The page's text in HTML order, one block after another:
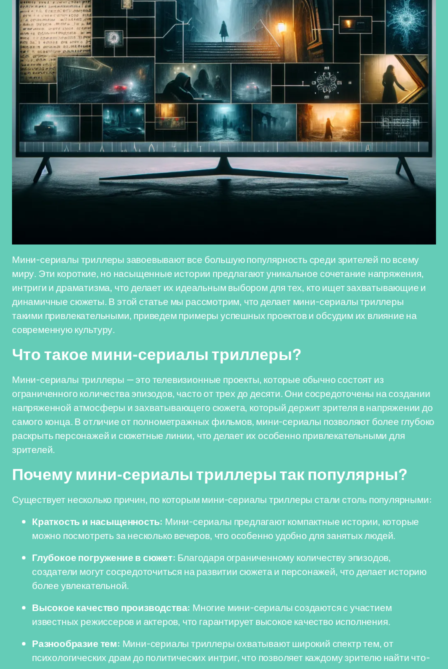
Мини-сериалы триллеры завоевывают все большую популярность среди зрителей по всему
миру. Эти короткие, но насыщенные истории предлагают уникальное сочетание напряжения,
интриги и драматизма, что делает их идеальным выбором для тех, кто ищет захватывающие и
динамичные сюжеты. В этой статье мы рассмотрим, что делает мини-сериалы триллеры
такими привлекательными, приведем примеры успешных проектов и обсудим их влияние на
современную культуру.
Что такое мини-сериалы триллеры?
Мини-сериалы триллеры — это телевизионные проекты, которые обычно состоят из
ограниченного количества эпизодов, часто от трех до десяти. Они сосредоточены на создании
напряженной атмосферы и захватывающего сюжета, который держит зрителя в напряжении до
самого конца. В отличие от полнометражных фильмов, мини-сериалы позволяют более глубоко
раскрыть персонажей и сюжетные линии, что делает их особенно привлекательными для
зрителей.
Почему мини-сериалы триллеры так популярны?
Существует несколько причин, по которым мини-сериалы триллеры стали столь популярными:
Краткость и насыщенность: Мини-сериалы предлагают компактные истории, которые
можно посмотреть за несколько вечеров, что особенно удобно для занятых людей.
Глубокое погружение в сюжет: Благодаря ограниченному количеству эпизодов,
создатели могут сосредоточиться на развитии сюжета и персонажей, что делает историю
более увлекательной.
Высокое качество производства: Многие мини-сериалы создаются с участием
известных режиссеров и актеров, что гарантирует высокое качество исполнения.
Разнообразие тем: Мини-сериалы триллеры охватывают широкий спектр тем, от
психологических драм до политических интриг, что позволяет каждому зрителю найти что-